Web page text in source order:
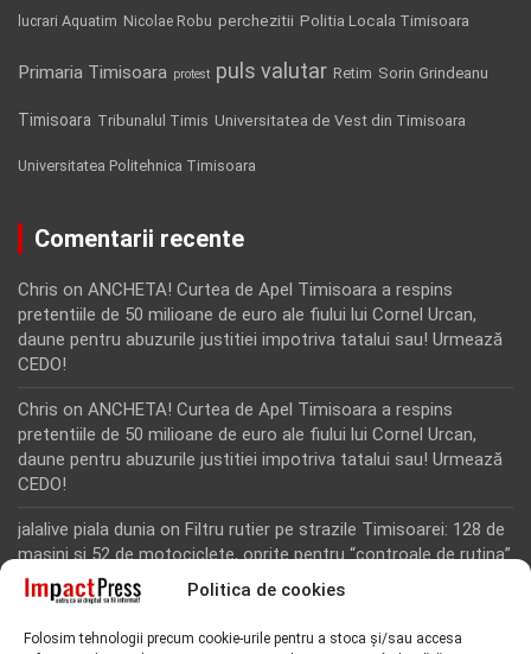
Politica de cookies
Folosim tehnologii precum cookie-urile pentru a stoca și/sau accesa
lucrari Aquatim Nicolae Robu perchezitii Politia Locala Timisoara
Primaria Timisoara protest puls valutar Retim Sorin Grindeanu
Timisoara Tribunalul Timis Universitatea de Vest din Timisoara
Universitatea Politehnica Timisoara
Comentarii recente
Chris on ANCHETA! Curtea de Apel Timisoara a respins
pretentiile de 50 milioane de euro ale fiului lui Cornel Urcan,
daune pentru abuzurile justitiei impotriva tatalui sau! Urmează
CEDO!
Chris on ANCHETA! Curtea de Apel Timisoara a respins
pretentiile de 50 milioane de euro ale fiului lui Cornel Urcan,
daune pentru abuzurile justitiei impotriva tatalui sau! Urmează
CEDO!
jalalive piala dunia on Filtru rutier pe strazile Timisoarei: 128 de
masini si 52 de motociclete, oprite pentru “controale de rutina”
Rodion Camatoritul on Inca un martor din dosarul fraudei cu
“Toti martorii hartuiti au facut plangere penala pentru